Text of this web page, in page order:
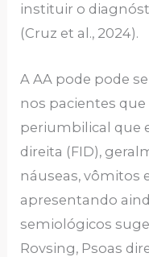
instituir o
(Cruz et al., 2024).
A AA pode pode
nos pacientes
periumbilical que
direita (FID),
náuseas, vômitos
apresentando
semiológicos
Rovsing, Psoas